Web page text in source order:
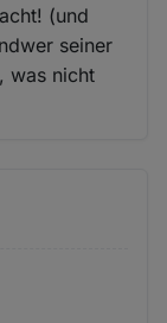
(und
seiner
was nicht